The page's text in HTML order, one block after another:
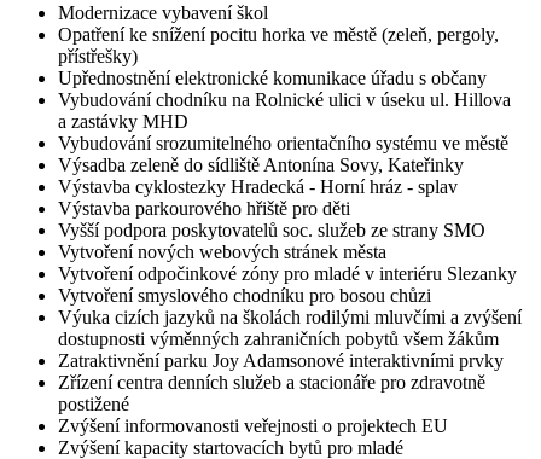
Modernizace vybavení škol
Opatření ke snížení pocitu horka ve městě (zeleň, pergoly,
přístřešky)
Upřednostnění elektronické komunikace úřadu s občany
Vybudování chodníku na Rolnické ulici v úseku ul. Hillova
a zastávky MHD
Vybudování srozumitelného orientačního systému ve městě
Výsadba zeleně do sídliště Antonína Sovy, Kateřinky
Výstavba cyklostezky Hradecká - Horní hráz - splav
Výstavba parkourového hřiště pro děti
Vyšší podpora poskytovatelů soc. služeb ze strany SMO
Vytvoření nových webových stránek města
Vytvoření odpočinkové zóny pro mladé v interiéru Slezanky
Vytvoření smyslového chodníku pro bosou chůzi
Výuka cizích jazyků na školách rodilými mluvčími a zvýšení
dostupnosti výměnných zahraničních pobytů všem žákům
Zatraktivnění parku Joy Adamsonové interaktivními prvky
Zřízení centra denních služeb a stacionáře pro zdravotně
postižené
Zvýšení informovanosti veřejnosti o projektech EU
Zvýšení kapacity startovacích bytů pro mladé